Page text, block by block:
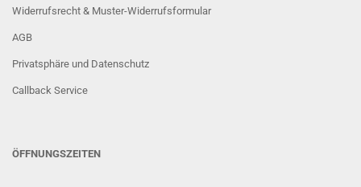
Widerrufsrecht & Muster-Widerrufsformular
AGB
Privatsphäre und Datenschutz
Callback Service
ÖFFNUNGSZEITEN